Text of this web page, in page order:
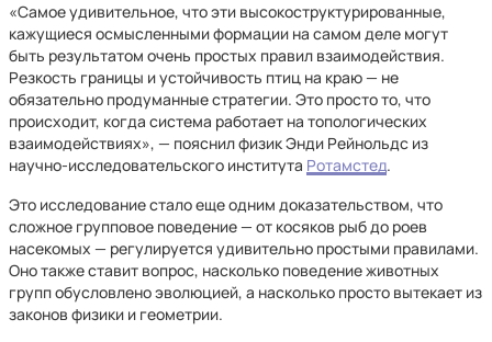
«Самое удивительное, что эти высокоструктурированные,
кажущиеся осмысленными формации на самом деле могут
быть результатом очень простых правил взаимодействия.
Резкость границы и устойчивость птиц на краю — не
обязательно продуманные стратегии. Это просто то, что
происходит, когда система работает на топологических
взаимодействиях», — пояснил физик Энди Рейнольдс из
научно-исследовательского института Ротамстед.
Это исследование стало еще одним доказательством, что
сложное групповое поведение — от косяков рыб до роев
насекомых — регулируется удивительно простыми правилами.
Оно также ставит вопрос, насколько поведение животных
групп обусловлено эволюцией, а насколько просто вытекает из
законов физики и геометрии.